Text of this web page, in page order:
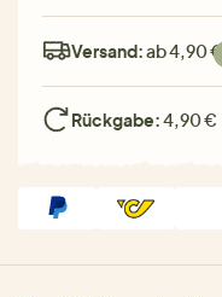
Versand:ab 4,90 €
Rückgabe:4,90 €